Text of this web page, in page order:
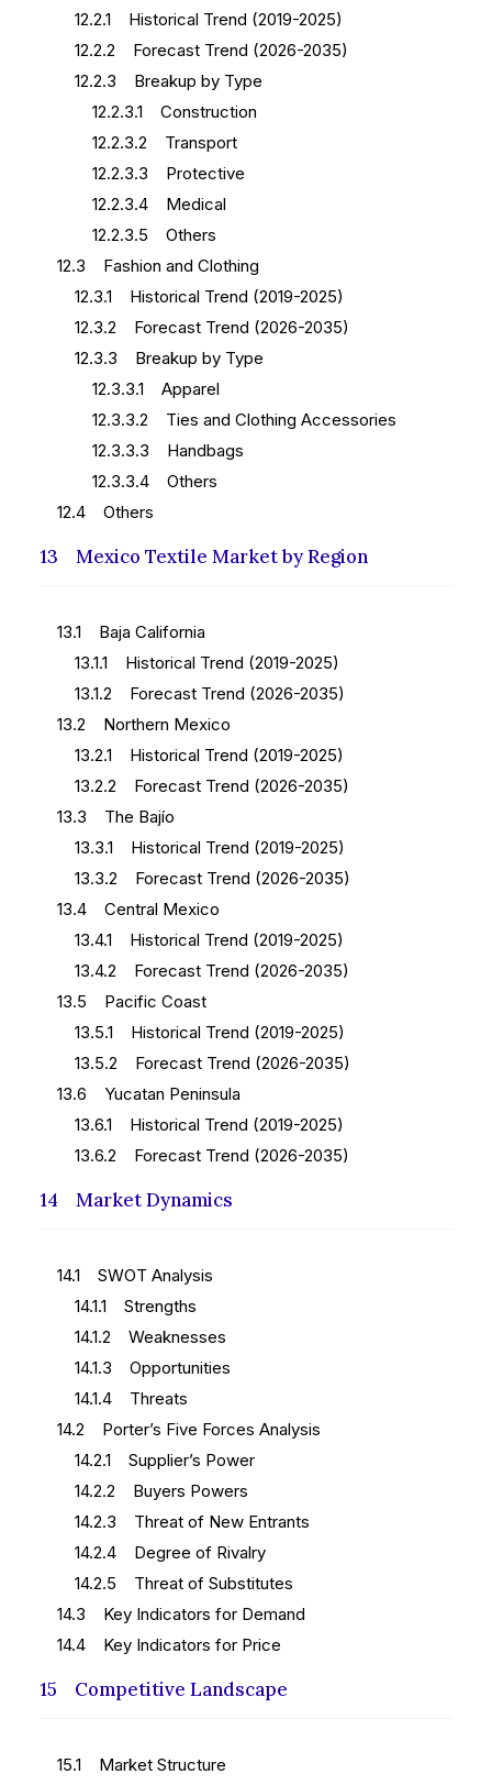
12.2.1 Historical Trend (2019-2025)
12.2.2 Forecast Trend (2026-2035)
12.2.3 Breakup by Type
12.2.3.1 Construction
12.2.3.2 Transport
12.2.3.3 Protective
12.2.3.4 Medical
12.2.3.5 Others
12.3 Fashion and Clothing
12.3.1 Historical Trend (2019-2025)
12.3.2 Forecast Trend (2026-2035)
12.3.3 Breakup by Type
12.3.3.1 Apparel
12.3.3.2 Ties and Clothing Accessories
12.3.3.3 Handbags
12.3.3.4 Others
12.4 Others
13 Mexico Textile Market by Region
13.1 Baja California
13.1.1 Historical Trend (2019-2025)
13.1.2 Forecast Trend (2026-2035)
13.2 Northern Mexico
13.2.1 Historical Trend (2019-2025)
13.2.2 Forecast Trend (2026-2035)
13.3 The Bajío
13.3.1 Historical Trend (2019-2025)
13.3.2 Forecast Trend (2026-2035)
13.4 Central Mexico
13.4.1 Historical Trend (2019-2025)
13.4.2 Forecast Trend (2026-2035)
13.5 Pacific Coast
13.5.1 Historical Trend (2019-2025)
13.5.2 Forecast Trend (2026-2035)
13.6 Yucatan Peninsula
13.6.1 Historical Trend (2019-2025)
13.6.2 Forecast Trend (2026-2035)
14 Market Dynamics
14.1 SWOT Analysis
14.1.1 Strengths
14.1.2 Weaknesses
14.1.3 Opportunities
14.1.4 Threats
14.2 Porter’s Five Forces Analysis
14.2.1 Supplier’s Power
14.2.2 Buyers Powers
14.2.3 Threat of New Entrants
14.2.4 Degree of Rivalry
14.2.5 Threat of Substitutes
14.3 Key Indicators for Demand
14.4 Key Indicators for Price
15 Competitive Landscape
15.1 Market Structure